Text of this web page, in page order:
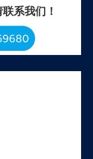
系我们！